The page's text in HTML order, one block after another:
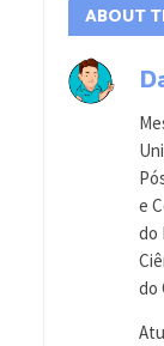
ABOUT
e
do
do